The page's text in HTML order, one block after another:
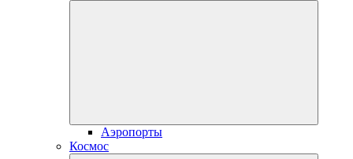
Аэропорты
Космос